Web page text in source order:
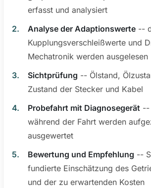
erfasst und analysiert
Analyse der Adaptionswerte --
Kupplungsverschleißwerte und
Mechatronik werden ausgelesen
Sichtprüfung -- Ölstand,
Zustand der Stecker und Kabel
Probefahrt mit Diagnosegerät --
während der Fahrt werden
ausgewertet
Bewertung und Empfehlung --
fundierte Einschätzung des
und der zu erwartenden Kosten